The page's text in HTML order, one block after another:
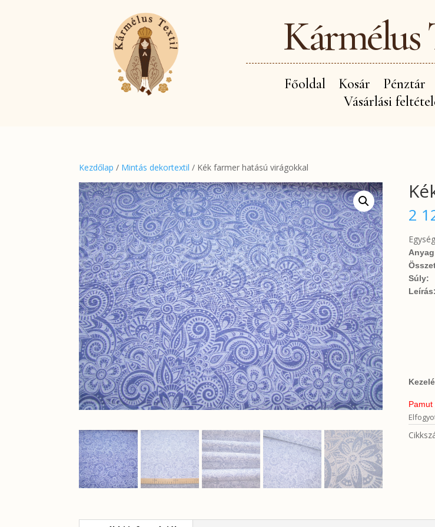
Kármélus
Főoldal Kosár Pénztár
Vásárlási
Kezdőlap / Mintás dekortextil / Kék farmer hatású virágokkal
2
Súly:
Leírás: